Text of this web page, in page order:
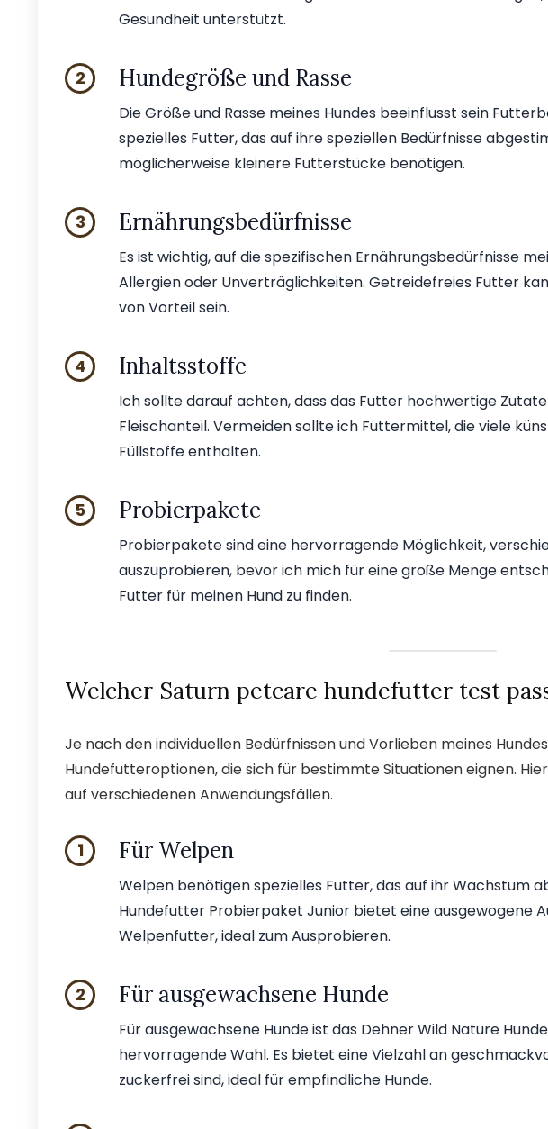
Gesundheit unterstützt.
2 Hundegröße und Rasse
Die Größe und Rasse meines Hundes beeinflusst sein
spezielles Futter, das auf ihre speziellen Bedürfnisse
möglicherweise kleinere Futterstücke benötigen.
3 Ernährungsbedürfnisse
Es ist wichtig, auf die spezifischen Ernährungsbedürfnisse
Allergien oder Unverträglichkeiten. Getreidefreies Futter
von Vorteil sein.
4 Inhaltsstoffe
Ich sollte darauf achten, dass das Futter hochwertige
Fleischanteil. Vermeiden sollte ich Futtermittel, die viele
Füllstoffe enthalten.
5 Probierpakete
Probierpakete sind eine hervorragende Möglichkeit,
auszuprobieren, bevor ich mich für eine große Menge
Futter für meinen Hund zu finden.
Welcher Saturn petcare hundefutter test
Je nach den individuellen Bedürfnissen und Vorlieben meines
Hundefutteroptionen, die sich für bestimmte Situationen eignen.
auf verschiedenen Anwendungsfällen.
1 Für Welpen
Welpen benötigen spezielles Futter, das auf ihr Wachstum
Hundefutter Probierpaket Junior bietet eine ausgewogene
Welpenfutter, ideal zum Ausprobieren.
2 Für ausgewachsene Hunde
Für ausgewachsene Hunde ist das Dehner Wild Nature
hervorragende Wahl. Es bietet eine Vielzahl an
zuckerfrei sind, ideal für empfindliche Hunde.